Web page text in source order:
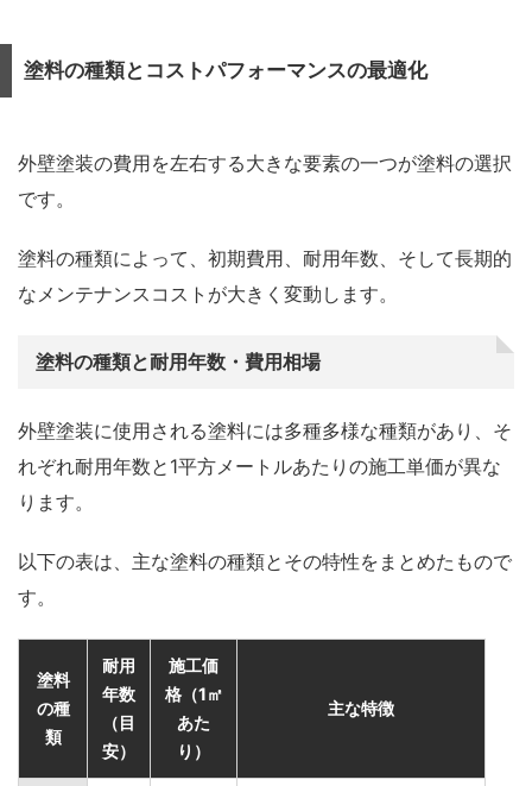
塗料の種類とコストパフォーマンスの最適化
外壁塗装の費用を左右する大きな要素の一つが塗料の選択
です。
塗料の種類によって、初期費用、耐用年数、そして長期的
なメンテナンスコストが大きく変動します。
塗料の種類と耐用年数・費用相場
外壁塗装に使用される塗料には多種多様な種類があり、そ
れぞれ耐用年数と1平方メートルあたりの施工単価が異な
ります。
以下の表は、主な塗料の種類とその特性をまとめたもので
す。
塗料
の種
類
耐用
年数
（目
安）
施工価
格（1㎡
あた
り）
主な特徴